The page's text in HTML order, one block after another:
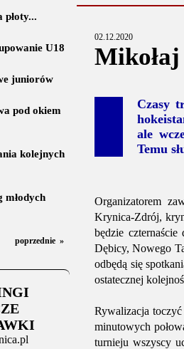
płoty...
U18
juniorów
pod okiem
kolejnych
młodych
na lód
Walnym
poprzednie »
02.12.2020
Czasy
ale
Temu
Organizatorem
Krynica-Zdrój,
będzie
Dębicy, Nowego
odbędą się
ostatecznej
Rywalizacja
minutowych
turnieju wszyscy